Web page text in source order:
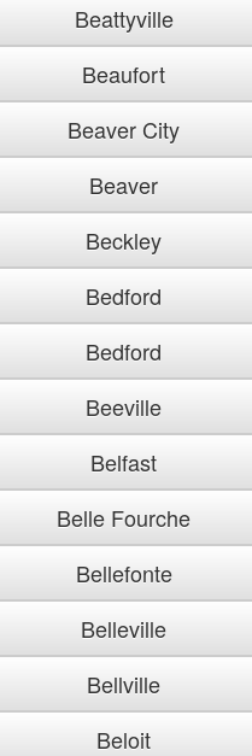
Beattyville
Beaufort
Beaver City
Beaver
Beckley
Bedford
Bedford
Beeville
Belfast
Belle Fourche
Bellefonte
Belleville
Bellville
Beloit